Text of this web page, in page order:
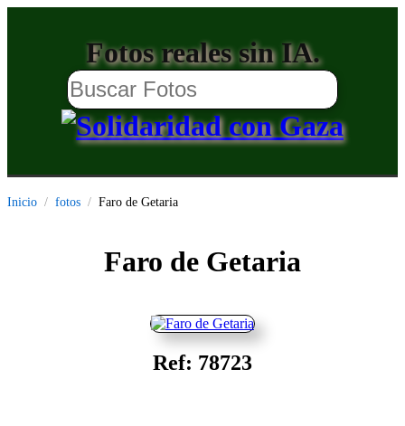
Fotos reales sin IA.
Inicio fotos Faro de Getaria
Faro de Getaria
Ref: 78723